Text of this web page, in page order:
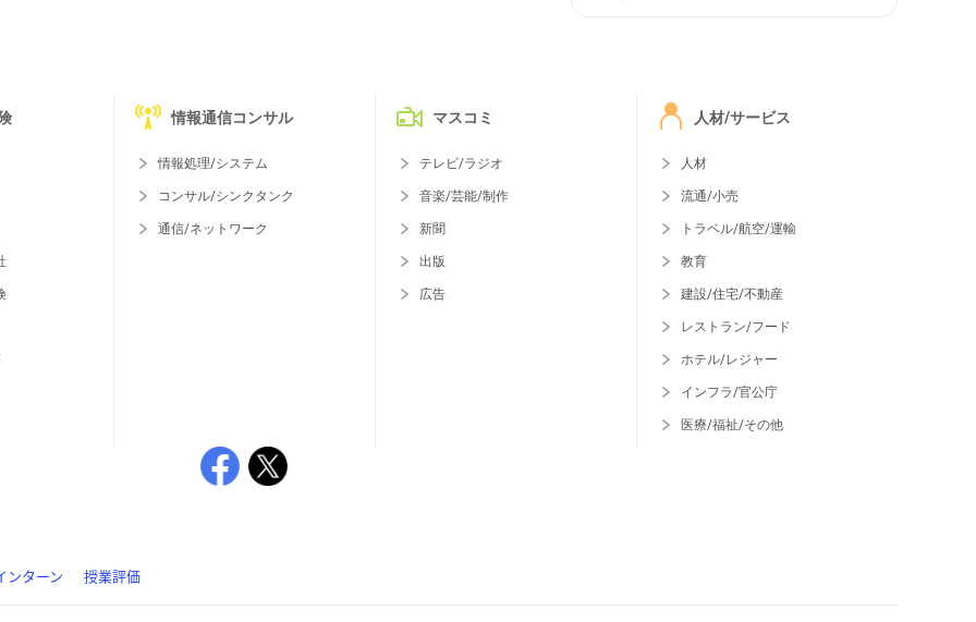
情報通信コンサル
情報処理/システム
コンサル/シンクタンク
通信/ネットワーク
マスコミ
テレビ/ラジオ
音楽/芸能/制作
新聞
出版
広告
人材/サービス
人材
流通/小売
トラベル/航空/運輸
教育
建設/住宅/不動産
レストラン/フード
ホテル/レジャー
インフラ/官公庁
医療/福祉/その他
ンターン 授業評価